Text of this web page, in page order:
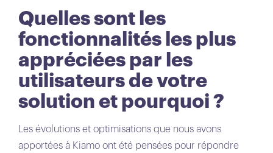
Quelles sont les
fonctionnalités les plus
appréciées par les
utilisateurs de votre
solution et pourquoi ?
Les évolutions et optimisations que nous avons
apportées à Kiamo ont été pensées pour répondre